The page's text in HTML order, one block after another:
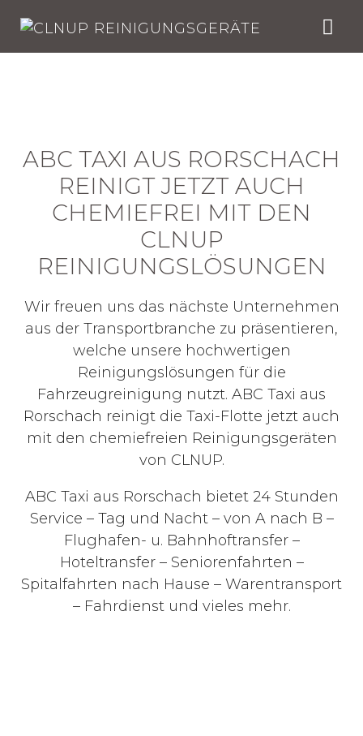
content
ABC TAXI AUS RORSCHACH
REINIGT JETZT AUCH
CHEMIEFREI MIT DEN
CLNUP
REINIGUNGSLÖSUNGEN
Wir freuen uns das nächste Unternehmen
aus der Transportbranche zu präsentieren,
welche unsere hochwertigen
Reinigungslösungen für die
Fahrzeugreinigung nutzt. ABC Taxi aus
Rorschach reinigt die Taxi-Flotte jetzt auch
mit den chemiefreien Reinigungsgeräten
von CLNUP.
ABC Taxi aus Rorschach bietet 24 Stunden
Service – Tag und Nacht – von A nach B –
Flughafen- u. Bahnhoftransfer –
Hoteltransfer – Seniorenfahrten –
Spitalfahrten nach Hause – Warentransport
– Fahrdienst und vieles mehr.